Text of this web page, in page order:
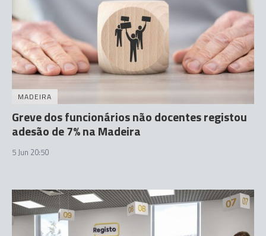
MADEIRA
Greve dos funcionários não docentes registou
adesão de 7% na Madeira
5 Jun 20:50